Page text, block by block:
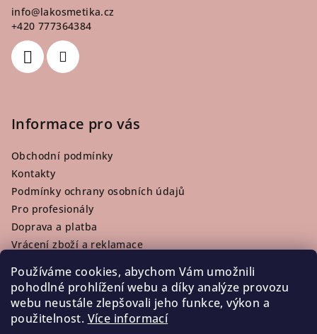
Používáme cookies, abychom Vám umožnili
pohodlné prohlížení webu a díky analýze provozu
webu neustále zlepšovali jeho funkce, výkon a
použitelnost. Více informací
info@lakosmetika.cz
+420 777364384
Informace pro vás
Obchodní podmínky
Kontakty
Podmínky ochrany osobních údajů
Pro profesionály
Doprava a platba
Vrácení zboží a reklamace
Facebook